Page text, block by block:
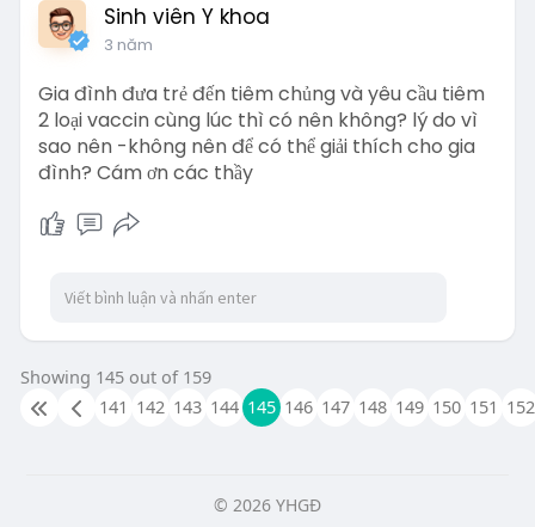
Sinh viên Y khoa
3 năm
Gia đình đưa trẻ đến tiêm chủng và yêu cầu tiêm
2 loại vaccin cùng lúc thì có nên không? lý do vì
sao nên -không nên để có thể giải thích cho gia
đình? Cám ơn các thầy
Showing 145 out of 159
141 142 143 144 145 146 147 148 149 150 151 152
© 2026 YHGĐ